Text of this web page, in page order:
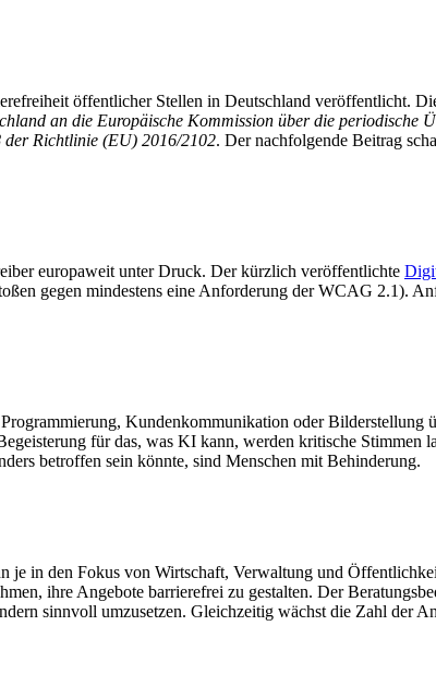
öffentlicher Stellen in Deutschland veröffentlicht.
an die Europäische Kommission über die periodische
der Richtlinie (EU) 2016/2102. Der nachfolgende Beitrag
europaweit unter Druck. Der kürzlich veröffentlichte
gegen mindestens eine Anforderung der WCAG 2.1).
Kundenkommunikation oder Bilderstellung
für das, was KI kann, werden kritische Stimmen
betroffen sein könnte, sind Menschen mit Behinderung.
je in den Fokus von Wirtschaft, Verwaltung und
ihre Angebote barrierefrei zu gestalten. Der
sinnvoll umzusetzen. Gleichzeitig wächst die Zahl der